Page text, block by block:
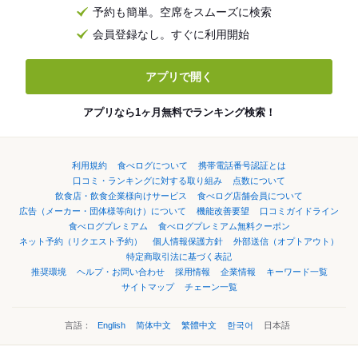
予約も簡単。空席をスムーズに検索
会員登録なし。すぐに利用開始
アプリで開く
アプリなら1ヶ月無料でランキング検索！
利用規約 食べログについて
携帯電話番号認証とは
口コミ・ランキングに対する取り組み
点数について
飲食店・飲食企業様向けサービス
食べログ店舗会員について
広告（メーカー・団体様等向け）について
機能改善要望
口コミガイドライン
食べログプレミアム
食べログプレミアム無料クーポン
ネット予約（リクエスト予約）
個人情報保護方針
外部送信（オプトアウト）
特定商取引法に基づく表記
推奨環境
ヘルプ・お問い合わせ 採用情報 企業情報
キーワード一覧
サイトマップ
チェーン一覧
言語： English 简体中文 繁體中文 한국어 日本語